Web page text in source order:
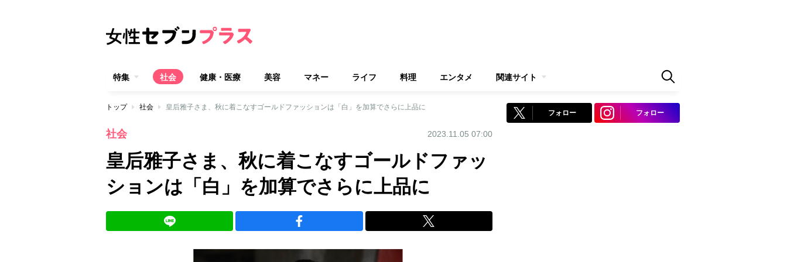
特集 社会 健康・医療 美容 マネー ライフ 料理 エンタメ 関連サイト
トップ 社会 皇后雅子さま、秋に着こなすゴールドファッションは「白」を加算でさらに上品に
社会 2023.11.05 07:00
皇后雅子さま、秋に着こなすゴールドファッ
ションは「白」を加算でさらに上品に
フォロー フォロー